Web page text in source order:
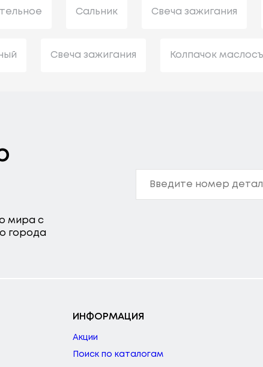
Сальник Свеча зажигания
Свеча зажигания Колпачок
мира с
города
ИНФОРМАЦИЯ
Акции
Поиск по каталогам